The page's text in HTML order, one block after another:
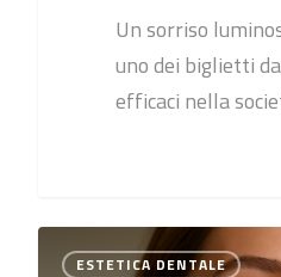
Un sorriso
uno dei biglietti
efficaci nella
ESTETICA DENTALE